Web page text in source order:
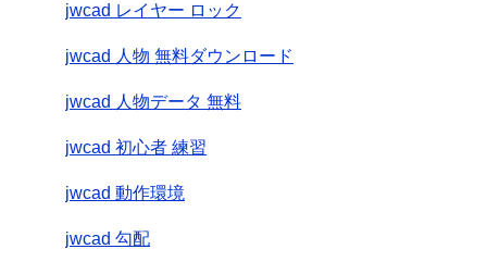
jwcad レイヤー ロック
jwcad 人物 無料ダウンロード
jwcad 人物データ 無料
jwcad 初心者 練習
jwcad 動作環境
jwcad 勾配